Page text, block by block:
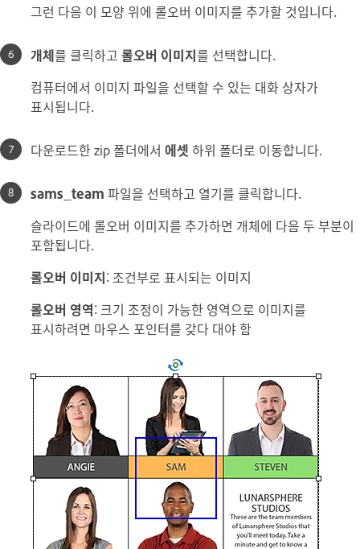
그런 다음 이 모양 위에 롤오버 이미지를 추가할 것입니다.
개체를 클릭하고 롤오버 이미지를 선택합니다.
컴퓨터에서 이미지 파일을 선택할 수 있는 대화 상자가
표시됩니다.
다운로드한 zip 폴더에서 에셋 하위 폴더로 이동합니다.
sams_team 파일을 선택하고 열기를 클릭합니다.
슬라이드에 롤오버 이미지를 추가하면 개체에 다음 두 부분이
포함됩니다.
롤오버 이미지: 조건부로 표시되는 이미지
롤오버 영역: 크기 조정이 가능한 영역으로 이미지를
표시하려면 마우스 포인터를 갖다 대야 함